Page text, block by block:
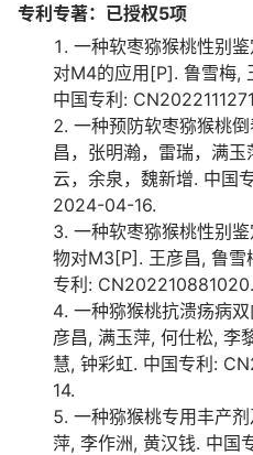
专利专著：已授权5项
一种软枣猕猴桃性别
对M4的应用[P]. 鲁雪梅,
中国专利:
一种预防软枣猕猴桃
昌，张明瀚，雷瑞，满
云，余泉，魏新增. 中国
2024-04-16.
一种软枣猕猴桃性别
物对M3[P]. 王彦昌, 鲁雪
专利:
一种猕猴桃抗溃疡病
彦昌, 满玉萍, 何仕松, 李
慧, 钟彩虹. 中国专利:
14.
一种猕猴桃专用丰产
萍, 李作洲, 黄汉钱. 中国